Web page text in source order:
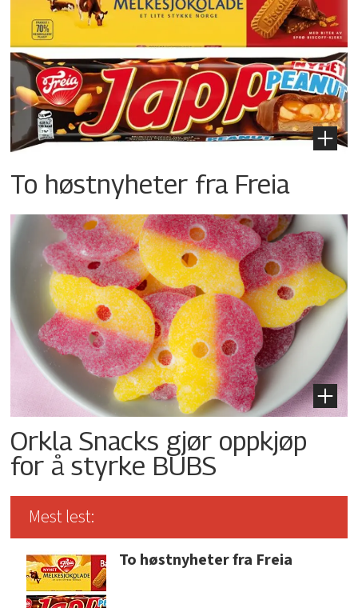
To høstnyheter fra Freia
Orkla Snacks gjør oppkjøp
for å styrke BUBS
Mest lest:
To høstnyheter fra Freia